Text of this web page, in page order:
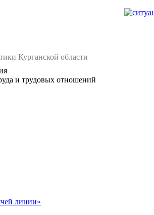
Курганской области
и трудовых отношений
линии»